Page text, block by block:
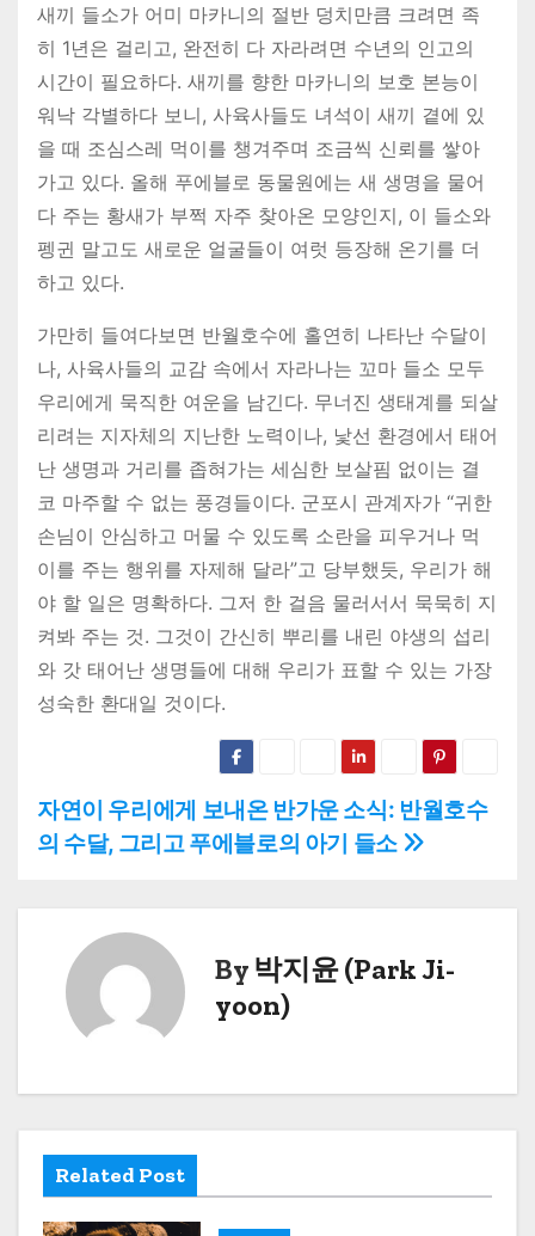
새끼 들소가 어미 마카니의 절반 덩치만큼 크려면 족
히 1년은 걸리고, 완전히 다 자라려면 수년의 인고의
시간이 필요하다. 새끼를 향한 마카니의 보호 본능이
워낙 각별하다 보니, 사육사들도 녀석이 새끼 곁에 있
을 때 조심스레 먹이를 챙겨주며 조금씩 신뢰를 쌓아
가고 있다. 올해 푸에블로 동물원에는 새 생명을 물어
다 주는 황새가 부쩍 자주 찾아온 모양인지, 이 들소와
펭귄 말고도 새로운 얼굴들이 여럿 등장해 온기를 더
하고 있다.
가만히 들여다보면 반월호수에 홀연히 나타난 수달이
나, 사육사들의 교감 속에서 자라나는 꼬마 들소 모두
우리에게 묵직한 여운을 남긴다. 무너진 생태계를 되살
리려는 지자체의 지난한 노력이나, 낯선 환경에서 태어
난 생명과 거리를 좁혀가는 세심한 보살핌 없이는 결
코 마주할 수 없는 풍경들이다. 군포시 관계자가 “귀한
손님이 안심하고 머물 수 있도록 소란을 피우거나 먹
이를 주는 행위를 자제해 달라”고 당부했듯, 우리가 해
야 할 일은 명확하다. 그저 한 걸음 물러서서 묵묵히 지
켜봐 주는 것. 그것이 간신히 뿌리를 내린 야생의 섭리
와 갓 태어난 생명들에 대해 우리가 표할 수 있는 가장
성숙한 환대일 것이다.
글
탐
자연이 우리에게 보내온 반가운 소식: 반월호수
의 수달, 그리고 푸에블로의 아기 들소
By 박지윤 (Park Ji-
yoon)
Related Post